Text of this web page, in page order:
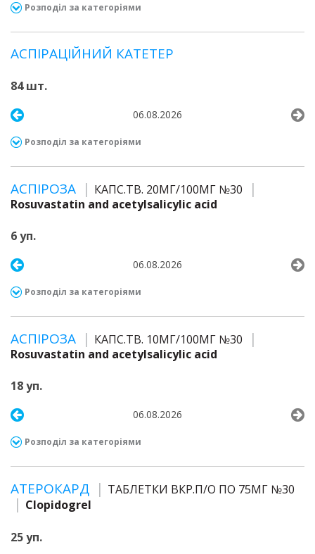
Розподіл за категоріями
АСПІРАЦІЙНИЙ КАТЕТЕР
84 шт.
06.08.2026
Розподіл за категоріями
АСПІРОЗА
КАПС.ТВ. 20МГ/100МГ №30
Rosuvastatin and acetylsalicylic acid
6 уп.
06.08.2026
Розподіл за категоріями
АСПІРОЗА
КАПС.ТВ. 10МГ/100МГ №30
Rosuvastatin and acetylsalicylic acid
18 уп.
06.08.2026
Розподіл за категоріями
АТЕРОКАРД
ТАБЛЕТКИ ВКР.П/О ПО 75МГ №30
Clopidogrel
25 уп.